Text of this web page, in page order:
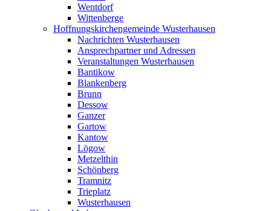
Wentdorf
Wittenberge
Hoffnungskirchengemeinde Wusterhausen
Nachrichten Wusterhausen
Ansprechpartner und Adressen
Veranstaltungen Wusterhausen
Bantikow
Blankenberg
Brunn
Dessow
Ganzer
Gartow
Kantow
Lögow
Metzelthin
Schönberg
Tramnitz
Trieplatz
Wusterhausen